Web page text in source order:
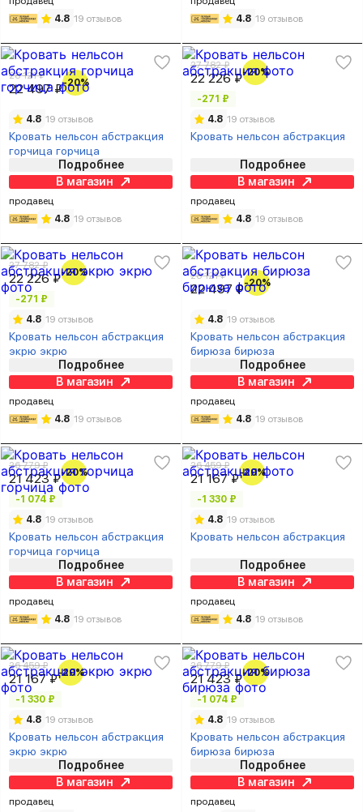
4.8 19 отзывов
4.8 19 отзывов
28 121 ₽
22 497 ₽-20%
4.8 19 отзывов
Кровать нельсон абстракция
горчица горчица
Подробнее
В магазин
продавец
4.8 19 отзывов
27 782 ₽
22 226 ₽-20%
-271 ₽
4.8 19 отзывов
Кровать нельсон абстракция
Подробнее
В магазин
продавец
4.8 19 отзывов
27 782 ₽
22 226 ₽-20%
-271 ₽
4.8 19 отзывов
Кровать нельсон абстракция
экрю экрю
Подробнее
В магазин
продавец
4.8 19 отзывов
28 121 ₽
22 497 ₽-20%
4.8 19 отзывов
Кровать нельсон абстракция
бирюза бирюза
Подробнее
В магазин
продавец
4.8 19 отзывов
26 779 ₽
21 423 ₽-20%
-1 074 ₽
4.8 19 отзывов
Кровать нельсон абстракция
горчица горчица
Подробнее
В магазин
продавец
4.8 19 отзывов
26 459 ₽
21 167 ₽-20%
-1 330 ₽
4.8 19 отзывов
Кровать нельсон абстракция
Подробнее
В магазин
продавец
4.8 19 отзывов
26 459 ₽
21 167 ₽-20%
-1 330 ₽
4.8 19 отзывов
Кровать нельсон абстракция
экрю экрю
Подробнее
В магазин
продавец
26 779 ₽
21 423 ₽-20%
-1 074 ₽
4.8 19 отзывов
Кровать нельсон абстракция
бирюза бирюза
Подробнее
В магазин
продавец